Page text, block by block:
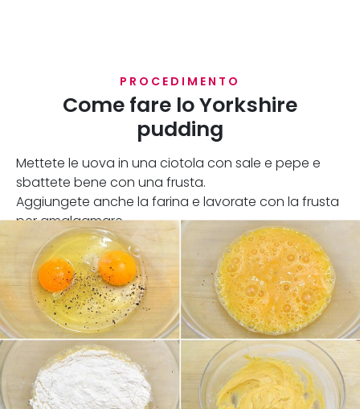
PROCEDIMENTO
Come fare lo Yorkshire
pudding
Mettete le uova in una ciotola con sale e pepe e
sbattete bene con una frusta.
Aggiungete anche la farina e lavorate con la frusta
per amalgamare.